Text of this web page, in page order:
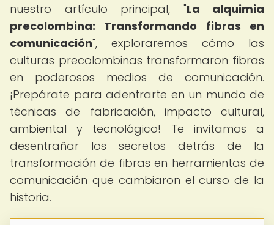
nuestro artículo principal, "La alquimia
precolombina: Transformando fibras en
comunicación", exploraremos cómo las
culturas precolombinas transformaron fibras
en poderosos medios de comunicación.
¡Prepárate para adentrarte en un mundo de
técnicas de fabricación, impacto cultural,
ambiental y tecnológico! Te invitamos a
desentrañar los secretos detrás de la
transformación de fibras en herramientas de
comunicación que cambiaron el curso de la
historia.